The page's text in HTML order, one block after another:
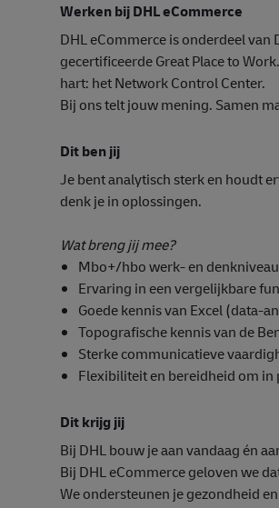
Werken bij DHL eCommerce
DHL eCommerce is onderdeel
gecertificeerde Great Place to
hart: het Network Control Center.
Bij ons telt jouw mening. Samen
Dit ben jij
Je bent analytisch sterk en houdt
denk je in oplossingen.
Wat breng jij mee?
Mbo+/hbo werk- en denkniveau
Ervaring in een vergelijkbare
Goede kennis van Excel (data-
Topografische kennis van de
Sterke communicatieve
Flexibiliteit en bereidheid om in
Dit krijg jij
Bij DHL bouw je aan vandaag én
Bij DHL eCommerce geloven we
We ondersteunen je gezondheid